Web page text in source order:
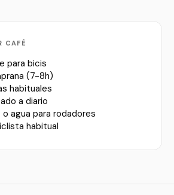
CAFÉ
para bicis
(7-8h)
habituales
a diario
agua para rodadores
habitual